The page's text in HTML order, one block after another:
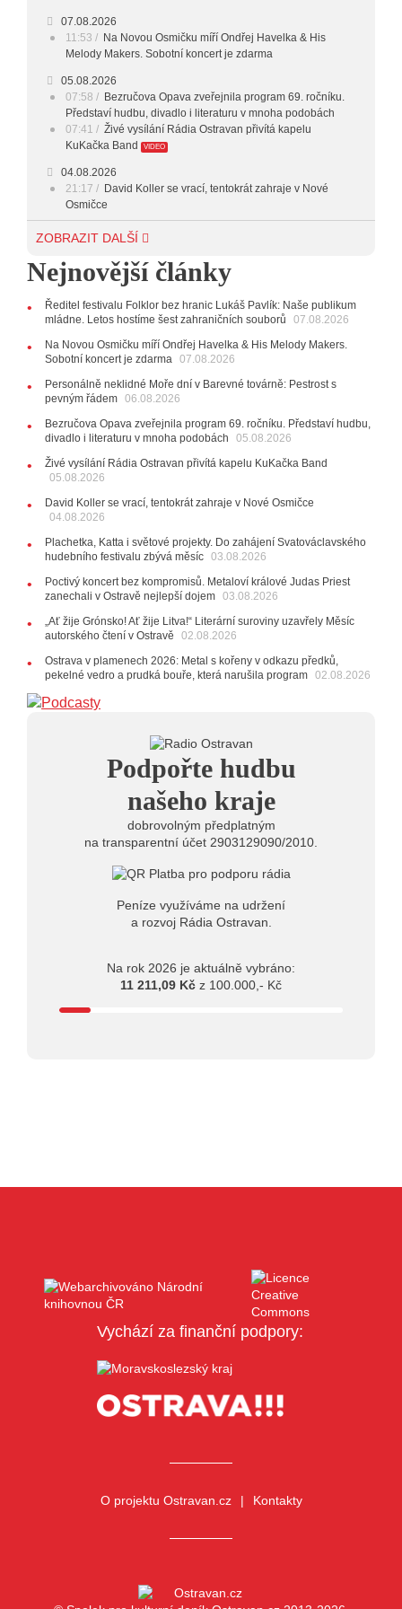
07.08.2026
11:53
Na Novou Osmičku míří Ondřej Havelka & His
Melody Makers. Sobotní koncert je zdarma
05.08.2026
07:58
Bezručova Opava zveřejnila program 69. ročníku.
Představí hudbu, divadlo i literaturu v mnoha podobách
07:41
Živé vysílání Rádia Ostravan přivítá kapelu
KuKačka Band
VIDEO
04.08.2026
21:17
David Koller se vrací, tentokrát zahraje v Nové
Osmičce
03.08.2026
Svatováclavského hudebního festivalu zbývá měsíc
11:00
Do Ostravy se vrací britští Modestep, vystoupí v
listopadu v klubu Barrák
VIDEO
10:33
Úsměvné historky ze života ostravské kapely
Verše: Od zapomenutých baterek až po kuriózní krádež
28.07.2026
jen několik desítek posledních vstupenek
27.07.2026
20:44
10:06
Ladná Čeladná nabídne Olympic, Langerovou i
Kirschner, návštěvníci nově zaplatí už jen pomocí čipů
24.07.2026
Zpěvačka Tanja vydala nové EP Plamen
22.07.2026
roku jsme upgradovali naši show
AUDIO
20:09
Na Novou Osmičku míří Bára Zmeková Trio.
Výrazná osobnost české alternativní scény zahraje ve
Frýdku-Místku
herec Dušan Urban
20.07.2026
Štěrkovna Open Music: Klubová scéna na festivalu
nabídne Krhuta i Beatles
ZOBRAZIT DALŠÍ
Nejnovější články
Ředitel festivalu Folklor bez hranic Lukáš Pavlík: Naše publikum
mládne. Letos hostíme šest zahraničních souborů
07.08.2026
Na Novou Osmičku míří Ondřej Havelka & His Melody Makers.
Sobotní koncert je zdarma 07.08.2026
Personálně neklidné Moře dní v Barevné továrně: Pestrost s
pevným řádem 06.08.2026
Bezručova Opava zveřejnila program 69. ročníku. Představí hudbu,
divadlo i literaturu v mnoha podobách
05.08.2026
Živé vysílání Rádia Ostravan přivítá kapelu KuKačka Band
05.08.2026
David Koller se vrací, tentokrát zahraje v Nové Osmičce
04.08.2026
Plachetka, Katta i světové projekty. Do zahájení Svatováclavského
hudebního festivalu zbývá měsíc 03.08.2026
Poctivý koncert bez kompromisů. Metaloví králové Judas Priest
zanechali v Ostravě nejlepší dojem 03.08.2026
„Ať žije Grónsko! Ať žije Litva!“ Literární suroviny uzavřely Měsíc
autorského čtení v Ostravě
02.08.2026
Ostrava v plamenech 2026: Metal s kořeny v odkazu předků,
pekelné vedro a prudká bouře, která narušila program 02.08.2026
Podpořte hudbu
našeho kraje
dobrovolným předplatným
na transparentní účet 2903129090/2010.
Peníze využíváme na udržení
a rozvoj Rádia Ostravan.
Na rok 2026 je aktuálně vybráno:
11 211,09 Kč z 100.000,- Kč
Vychází za finanční podpory:
O projektu Ostravan.cz Kontakty